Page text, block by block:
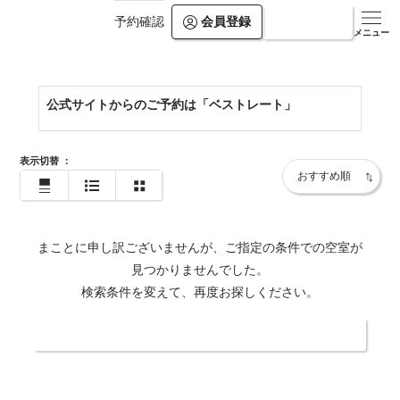
予約確認 会員登録
メニュー
https://www.hiramatsuhotels.com/sengokuhara/
公式サイトからのご予約は「ベストレート」
表示切替 ：
まことに申し訳ございませんが、ご指定の条件での空室が
見つかりませんでした。
検索条件を変えて、再度お探しください。